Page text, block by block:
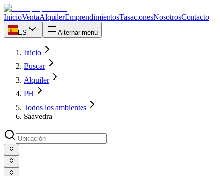
InicioVentaAlquilerEmprendimientosTasacionesNosotrosContacto
ES Alternar menú
Inicio
Buscar
Alquiler
PH
Todos los ambientes
Saavedra